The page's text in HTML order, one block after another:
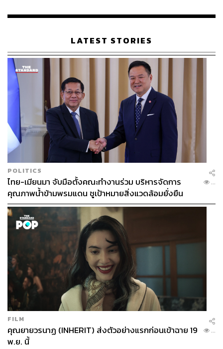
สถาบัน Nova School of Business and Economics ของ
ทำลายความน่าเชื่อถือของสวิตเซอร์แลนด์ในหลายๆ ด้าน
หากบริษัทต่างๆ เชื่อว่าการเข้าถึงแรงงานชาวยุโรปอาจมี
ความไม่แน่นอนมากขึ้น การตัดสินใจลงทุนก็อาจ
เปลี่ยนแปลงไปก่อนที่กฎหมายดังกล่าวจะถูกบังคับใช้จริงด้วย
ซ้ำ
ดูอาร์เตชี้ว่า การถอนตัวออกจาก EU ของสหราชอาณาจักร
(Brexit) “เป็นอุทาหรณ์ที่เป็นประโยชน์ การยุติการเคลื่อนย้าย
อย่างเสรีไม่ได้ทำให้เกิดการเปลี่ยนผ่านที่ราบรื่นไปสู่การ
พึ่งพาตนเองด้านแรงงานในประเทศ แต่มันก่อให้เกิดการ
ขาดแคลน ความขัดแย้งในการสรรหาบุคลากร และต้นทุนที่
สูงขึ้นในภาคส่วนต่างๆ ที่เคยพึ่งพาแรงงาน EU ที่มีความ
ยืดหยุ่น”
ดูอาร์เตกล่าวสรุปว่า EU เป็นคู่ค้ารายหลักของสวิตเซอร์
แลนด์ และการเคลื่อนย้ายอย่างเสรีนั้นมีความเชื่อมโยงกับ
กรอบความร่วมมือทวิภาคีในวงกว้าง ซึ่งช่วยให้บริษัทของส
วิตเซอร์แลนด์ได้รับสิทธิพิเศษในการเข้าถึงตลาดต่างๆ ของ
ยุโรป
“หากผลการลงคะแนนเสียง ‘เห็นชอบ’ บีบให้สวิตเซอร์แลนด์
ต้องยุติข้อตกลงการเคลื่อนย้ายอย่างเสรีในที่สุด ความ
ตึงเครียดจะไม่จำกัดอยู่เพียงแค่นโยบายการย้ายถิ่นฐาน
เท่านั้น แต่อาจส่งผลกระทบต่อเนื่องไปยังความสัมพันธ์ทาง
เศรษฐกิจทั้งหมดระหว่างสวิตเซอร์แลนด์และ EU”
เรือนไทยที่ถูกซุกไว้
LATEST STORIES
POLITICS
ไทย-เมียนมา จับมือตั้งคณะทำงานร่วม บริหารจัดการ
คุณภาพน้ำข้ามพรมแดน ชูเป้าหมายสิ่งแวดล้อมยั่งยืน
...
FILM
คุณยายวรนาฏ (INHERIT) ส่งตัวอย่างแรกก่อนเข้าฉาย 19
พ.ย. นี้
...